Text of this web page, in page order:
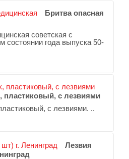
Бритва опасная
советская с
состоянии года выпуска 50-
пластиковый, с лезвиями
с лезвиями. ..
Лезвия